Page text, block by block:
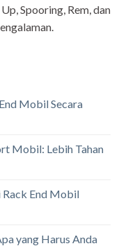
Spooring, Rem, dan
Mobil Secara
Mobil: Lebih Tahan
Rack End Mobil
yang Harus Anda